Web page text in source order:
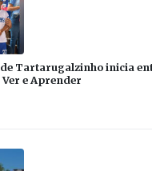
Tartarugalzinho inicia
e Aprender